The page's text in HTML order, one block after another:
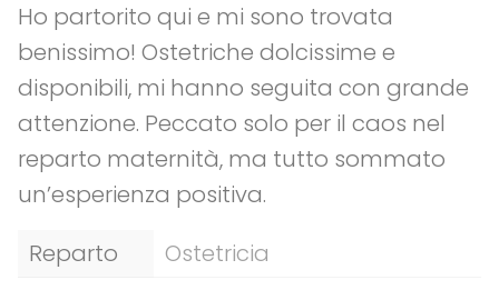
Ho partorito qui e mi sono trovata
benissimo! Ostetriche dolcissime e
disponibili, mi hanno seguita con grande
attenzione. Peccato solo per il caos nel
reparto maternità, ma tutto sommato
un’esperienza positiva.
Reparto
Ostetricia